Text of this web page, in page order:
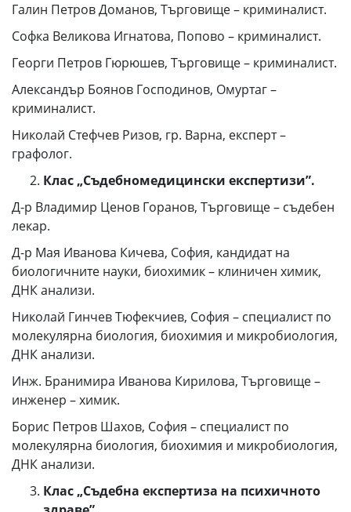
Галин Петров Доманов, Търговище – криминалист.
Софка Великова Игнатова, Попово – криминалист.
Георги Петров Гюрюшев, Търговище – криминалист.
Александър Боянов Господинов, Омуртаг –
криминалист.
Николай Стефчев Ризов, гр. Варна, експерт –
графолог.
Клас „Съдебномедицински експертизи”.
Д-р Владимир Ценов Горанов, Търговище – съдебен
лекар.
Д-р Мая Иванова Кичева, София, кандидат на
биологичните науки, биохимик – клиничен химик,
ДНК анализи.
Николай Гинчев Тюфекчиев, София – специалист по
молекулярна биология, биохимия и микробиология,
ДНК анализи.
Инж. Бранимира Иванова Кирилова, Търговище –
инженер – химик.
Борис Петров Шахов, София – специалист по
молекулярна биология, биохимия и микробиология,
ДНК анализи.
Клас „Съдебна експертиза на психичното